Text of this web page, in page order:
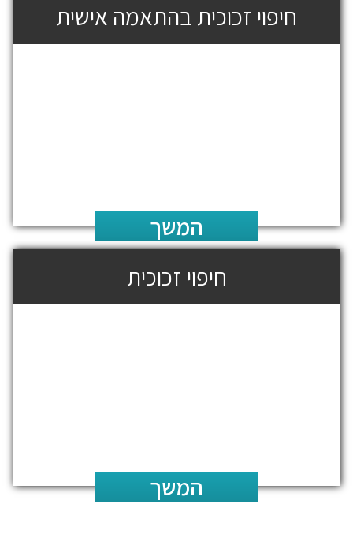
חיפוי זכוכית בהתאמה אישית
המשך
חיפוי זכוכית
המשך